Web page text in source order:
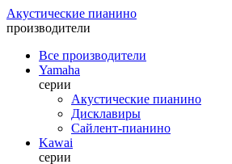
Акустические пианино
производители
Все производители
Yamaha
серии
Акустические пианино
Дисклавиры
Сайлент-пианино
Kawai
серии